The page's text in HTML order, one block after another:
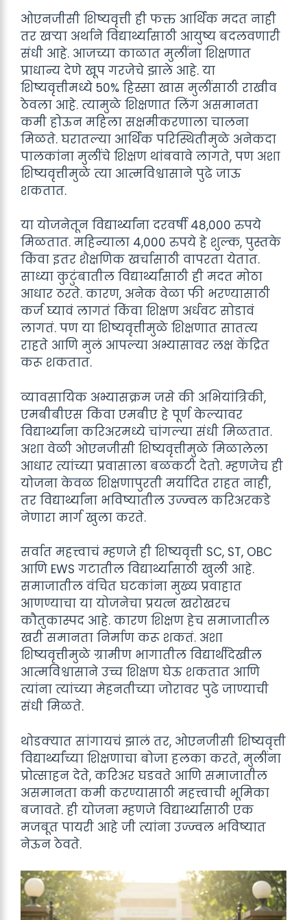
ओएनजीसी शिष्यवृत्ती ही फक्त आर्थिक मदत नाही
तर खऱ्या अर्थाने विद्यार्थ्यांसाठी आयुष्य बदलवणारी
संधी आहे. आजच्या काळात मुलींना शिक्षणात
प्राधान्य देणे खूप गरजेचे झाले आहे. या
शिष्यवृत्तीमध्ये 50% हिस्सा खास मुलींसाठी राखीव
ठेवला आहे. त्यामुळे शिक्षणात लिंग असमानता
कमी होऊन महिला सक्षमीकरणाला चालना
मिळते. घरातल्या आर्थिक परिस्थितीमुळे अनेकदा
पालकांना मुलींचे शिक्षण थांबवावे लागते, पण अशा
शिष्यवृत्तीमुळे त्या आत्मविश्वासाने पुढे जाऊ
शकतात.
या योजनेतून विद्यार्थ्यांना दरवर्षी 48,000 रुपये
मिळतात. महिन्याला 4,000 रुपये हे शुल्क, पुस्तके
किंवा इतर शैक्षणिक खर्चासाठी वापरता येतात.
साध्या कुटुंबातील विद्यार्थ्यांसाठी ही मदत मोठा
आधार ठरते. कारण, अनेक वेळा फी भरण्यासाठी
कर्ज घ्यावं लागतं किंवा शिक्षण अर्धवट सोडावं
लागतं. पण या शिष्यवृत्तीमुळे शिक्षणात सातत्य
राहते आणि मुलं आपल्या अभ्यासावर लक्ष केंद्रित
करू शकतात.
व्यावसायिक अभ्यासक्रम जसे की अभियांत्रिकी,
एमबीबीएस किंवा एमबीए हे पूर्ण केल्यावर
विद्यार्थ्यांना करिअरमध्ये चांगल्या संधी मिळतात.
अशा वेळी ओएनजीसी शिष्यवृत्तीमुळे मिळालेला
आधार त्यांच्या प्रवासाला बळकटी देतो. म्हणजेच ही
योजना केवळ शिक्षणापुरती मर्यादित राहत नाही,
तर विद्यार्थ्यांना भविष्यातील उज्ज्वल करिअरकडे
नेणारा मार्ग खुला करते.
सर्वात महत्त्वाचं म्हणजे ही शिष्यवृत्ती SC, ST, OBC
आणि EWS गटातील विद्यार्थ्यांसाठी खुली आहे.
समाजातील वंचित घटकांना मुख्य प्रवाहात
आणण्याचा या योजनेचा प्रयत्न खरोखरच
कौतुकास्पद आहे. कारण शिक्षण हेच समाजातील
खरी समानता निर्माण करू शकतं. अशा
शिष्यवृत्तीमुळे ग्रामीण भागातील विद्यार्थीदेखील
आत्मविश्वासाने उच्च शिक्षण घेऊ शकतात आणि
त्यांना त्यांच्या मेहनतीच्या जोरावर पुढे जाण्याची
संधी मिळते.
थोडक्यात सांगायचं झालं तर, ओएनजीसी शिष्यवृत्ती
विद्यार्थ्यांच्या शिक्षणाचा बोजा हलका करते, मुलींना
प्रोत्साहन देते, करिअर घडवते आणि समाजातील
असमानता कमी करण्यासाठी महत्त्वाची भूमिका
बजावते. ही योजना म्हणजे विद्यार्थ्यांसाठी एक
मजबूत पायरी आहे जी त्यांना उज्ज्वल भविष्यात
नेऊन ठेवते.